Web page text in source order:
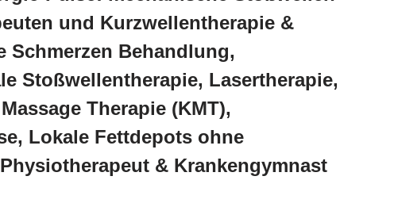
und Kurzwellentherapie &
Schmerzen Behandlung,
Stoßwellentherapie, Lasertherapie,
Therapie (KMT),
Lokale Fettdepots ohne
& Krankengymnast